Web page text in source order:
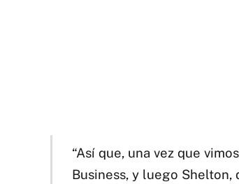
“Así que, una vez que
Business, y luego Shelton,